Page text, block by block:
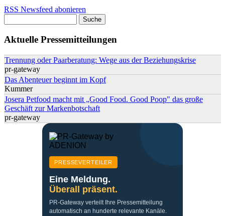
RSS Newsfeed abonieren
Aktuelle Pressemitteilungen
Trennung oder Paarberatung: Wege aus der Beziehungskrise
pr-gateway
Das Abenteuer beginnt im Kopf
Kummer
Josera Petfood macht mit „Good Food. Good Poop" das große
Geschäft zur Markenbotschaft
pr-gateway
PRESSEVERTEILER
Eine Meldung.
Überall präsent.
PR-Gateway verteilt Ihre Pressemitteilung
automatisch an hunderte relevante Kanäle.